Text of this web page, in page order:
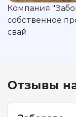
Компания
собственное
свай
Отзывы